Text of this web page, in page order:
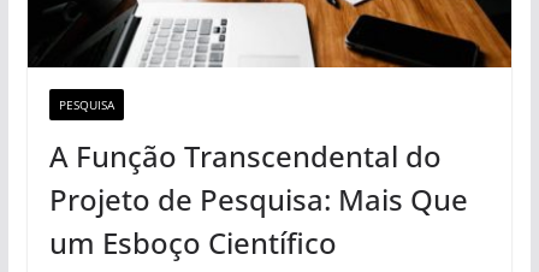
PESQUISA
A Função Transcendental do
Projeto de Pesquisa: Mais Que
um Esboço Científico